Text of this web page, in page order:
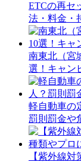
ETCの再セ
法・料金・
南東北（宮
選！キャン
軽自動車の
罰則罰金や
【紫外線